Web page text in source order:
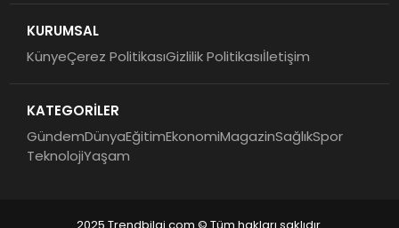
KURUMSAL
KünyeÇerez PolitikasıGizlilik Politikasıİletişim
KATEGORİLER
GündemDünyaEğitimEkonomiMagazinSağlıkSpor
TeknolojiYaşam
2025 Trendbilgi.com © Tüm hakları saklıdır.